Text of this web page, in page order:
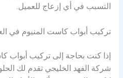
التسبب في أي إزعاج للعميل.
تركيب أبواب كاست المنيوم في
إذا كنت بحاجة إلى تركيب أبواب
شركة الفهد الخليجي تقدم لك